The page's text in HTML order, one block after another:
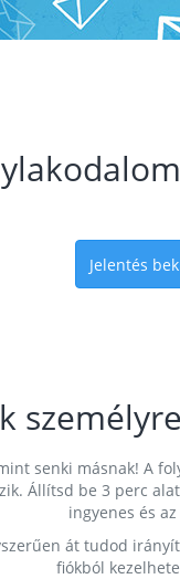
Jelentés
senki másnak! A
Állítsd be 3 perc
ingyenes és
át tudod
fiókból